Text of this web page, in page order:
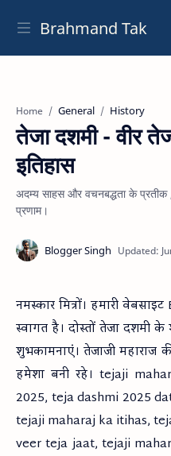
Brahmand Tak
Home General History
तेजा दशमी - वीर
इतिहास
अदम्य साहस और वचनबद्धता के प्रतीक
प्रणाम।
नमस्कार मित्रों। हमारी
स्वागत है। दोस्तों तेजा दशमी
शुभकामनाएं। तेजाजी
हमेशा बनी रहे। tejaji
2025, teja dashmi 2025
tejaji maharaj ka itihas,
veer teja jaat, tejaji